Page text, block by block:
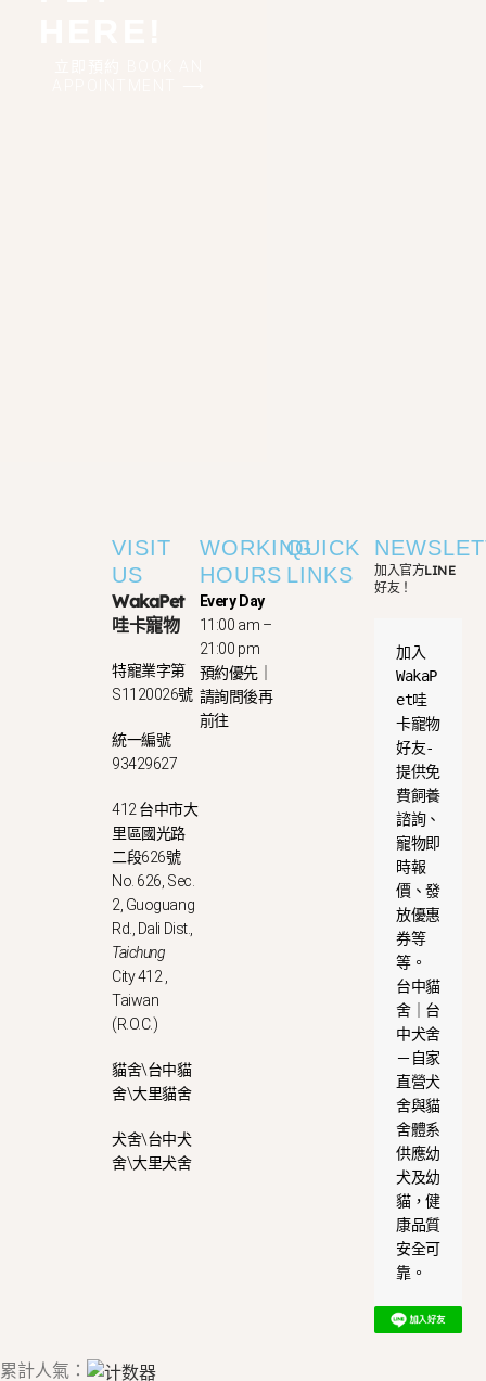
VISIT
US
WakaPet
哇卡寵物
特寵業字第
S1120026號
統一編號
93429627
412 台中市大
里區國光路
二段626號
No. 626, Sec.
2, Guoguang
Rd., Dali Dist.,
Taichung
City 412 ,
Taiwan
(R.O.C.)
貓舍\台中貓
舍\大里貓舍
犬舍\台中犬
舍\大里犬舍
WORKING
HOURS
Every Day
11:00 am –
21:00 pm
預約優先｜
請詢問後再
前往
QUICK
LINKS
加入官方LINE
好友！
加入
WakaP
et哇
卡寵物
好友-
提供免
費飼養
諮詢、
寵物即
時報
價、發
放優惠
券等
等。
台中貓
舍｜台
中犬舍
－自家
直營犬
舍與貓
舍體系
供應幼
犬及幼
貓，健
康品質
安全可
靠。
累計人氣：